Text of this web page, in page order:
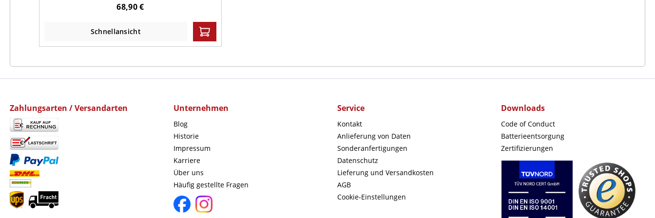
68,90 €
Schnellansicht
Zahlungsarten / Versandarten Unternehmen
Blog
Historie
Impressum
Karriere
Über uns
Häufig gestellte Fragen
Service
Kontakt
Anlieferung von Daten
Sonderanfertigungen
Datenschutz
Lieferung und Versandkosten
AGB
Cookie-Einstellungen
Downloads
Code of Conduct
Batterieentsorgung
Zertifizierungen